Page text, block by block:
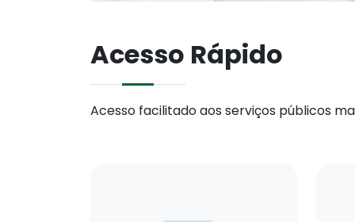
Acesso Rápido
Acesso facilitado aos serviços públicos